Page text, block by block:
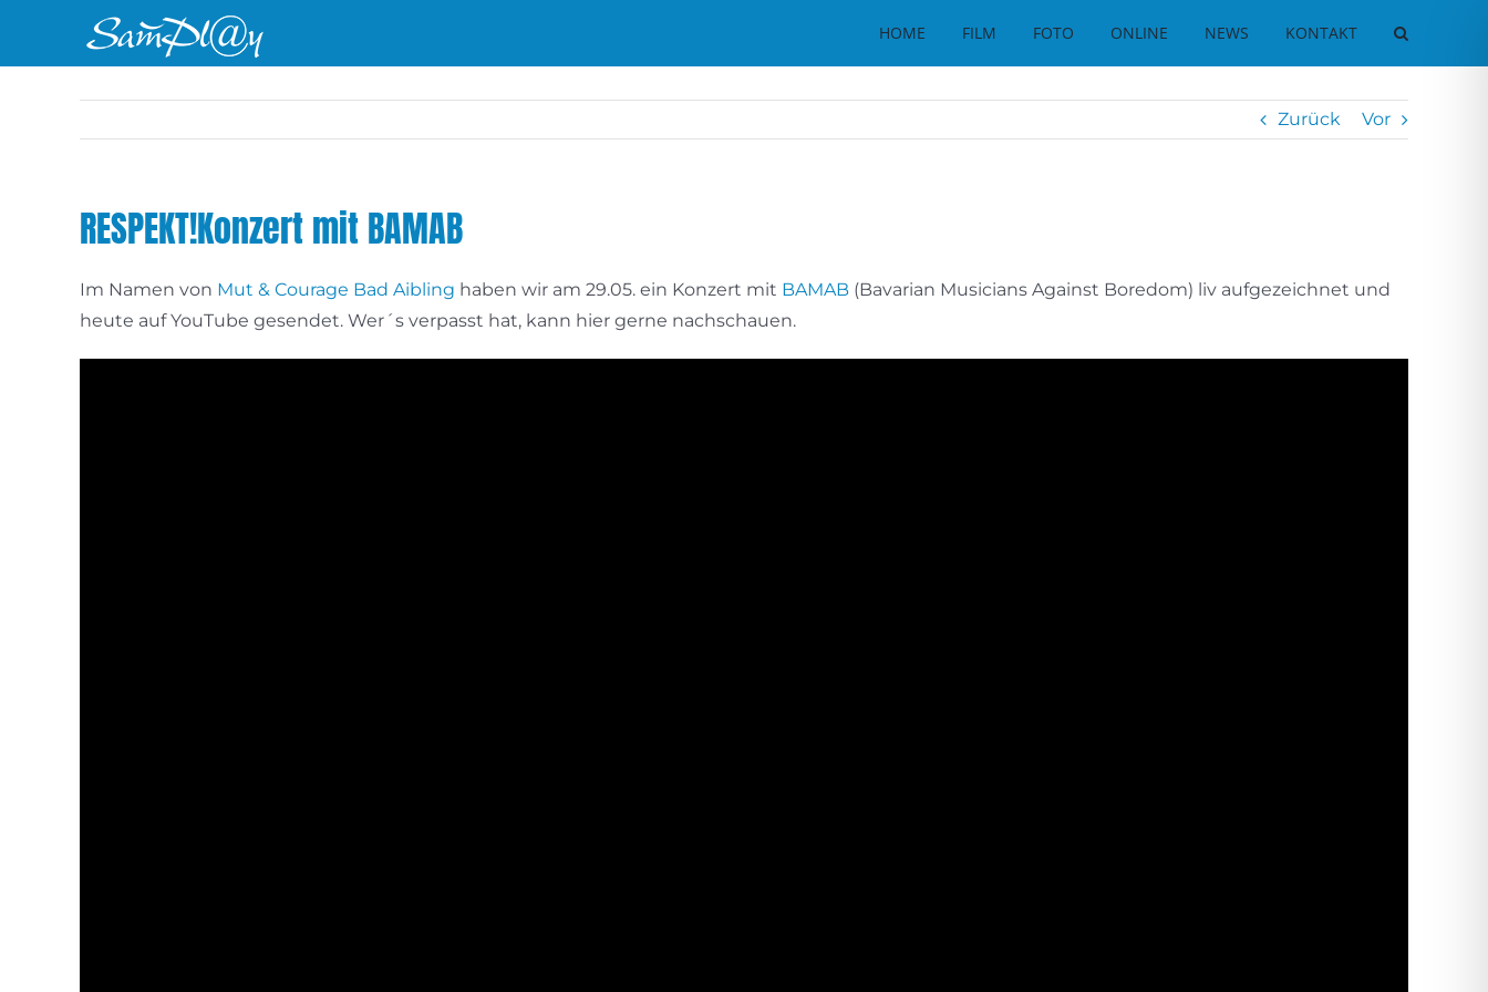
HOME FILM FOTO ONLINE NEWS KONTAKT
Zurück Vor
RESPEKT!Konzert mit BAMAB
Im Namen von Mut & Courage Bad Aibling haben wir am 29.05. ein Konzert mit BAMAB(Bavarian Musicians Against Boredom) liv aufgezeichnet und
heute auf YouTube gesendet. Wer´s verpasst hat, kann hier gerne nachschauen.